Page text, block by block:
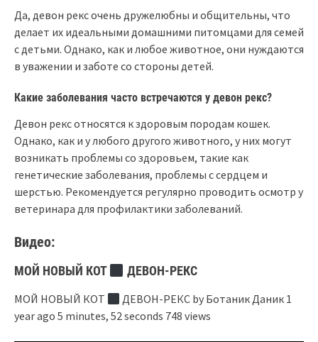
Да, девон рекс очень дружелюбны и общительны, что
делает их идеальными домашними питомцами для семей
с детьми. Однако, как и любое животное, они нуждаются
в уважении и заботе со стороны детей.
Какие заболевания часто встречаются у девон рекс?
Девон рекс относятся к здоровым породам кошек.
Однако, как и у любого другого животного, у них могут
возникать проблемы со здоровьем, такие как
генетические заболевания, проблемы с сердцем и
шерстью. Рекомендуется регулярно проводить осмотр у
ветеринара для профилактики заболеваний.
Видео:
МОЙ НОВЫЙ КОТ ‍ ДЕВОН-РЕКС
МОЙ НОВЫЙ КОТ ‍
ДЕВОН-РЕКС by Ботаник Даник 1
year ago 5 minutes, 52 seconds 748 views